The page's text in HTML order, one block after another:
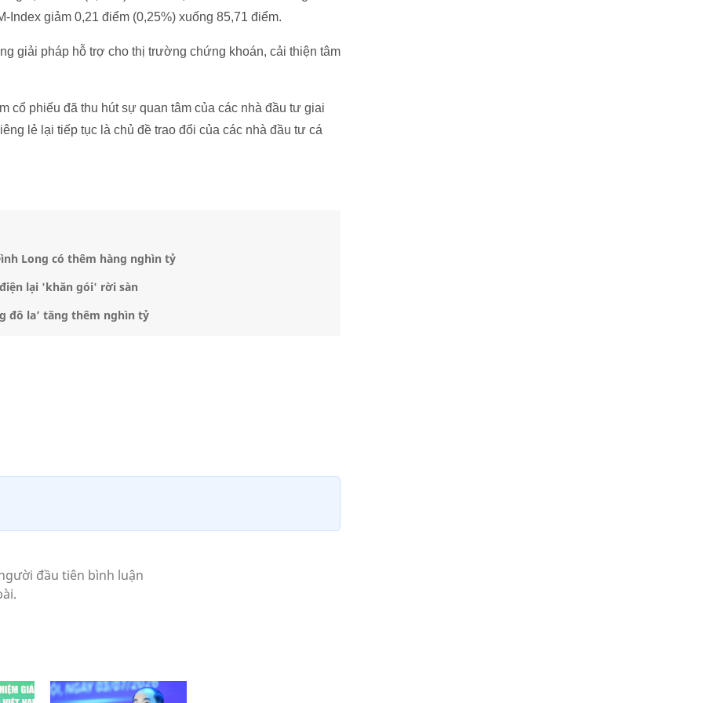
Index giảm 0,21 điểm (0,25%) xuống 85,71 điểm.
giải pháp hỗ trợ cho thị trường chứng khoán, cải thiện tâm
cổ phiếu đã thu hút sự quan tâm của các nhà đầu tư giai
lẻ lại tiếp tục là chủ đề trao đổi của các nhà đầu tư cá
Long có thêm hàng nghìn tỷ
lại 'khăn gói' rời sàn
đô la’ tăng thêm nghìn tỷ